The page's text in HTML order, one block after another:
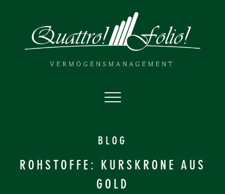
BLOG
ROHSTOFFE: KURSKRONE AUS
GOLD